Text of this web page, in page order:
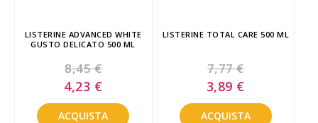
LISTERINE ADVANCED WHITE
GUSTO DELICATO 500 ML
8,45 €
Special
Price
4,23 €
ACQUISTA
LISTERINE TOTAL CARE 500 ML
7,77 €
Special
Price
3,89 €
ACQUISTA